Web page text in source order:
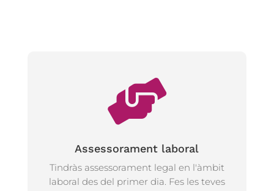
Assessorament laboral
Tindràs assessorament legal en l'àmbit
laboral des del primer dia. Fes les teves